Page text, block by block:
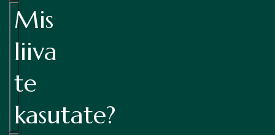
Mis
liiva
te
kasutate?